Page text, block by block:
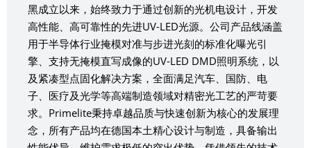
黑成立以来，始终致力于通过创新的光机电设计，开发
高性能、高可靠性的先进UV-LED光源。公司产品线涵盖
用于半导体行业掩模对准与步进光刻的标准化曝光引
擎、支持无掩模直写成像的UV-LED DMD照明系统，以
及紧凑型点固化解决方案，全面满足汽车、国防、电
子、医疗及光学等高端制造领域对精密光工艺的严苛要
求。Primelite秉持卓越品质与快速创新为核心的发展理
念，所有产品均在德国本土精心设计与制造，具备输出